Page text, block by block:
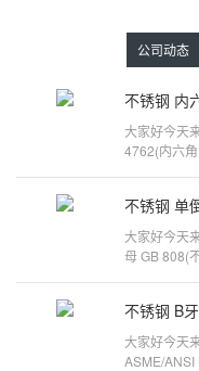
公司动态
不锈钢 内
大家好今天
4762(内六
下是万千
吧。内六
钉M12×25
DIN912螺
不锈钢 单
大家好今天
母 GB 808(
千紧固件
螺母规格
知道多少六
M6、M8、
六角螺帽
大家好今天
ASME/